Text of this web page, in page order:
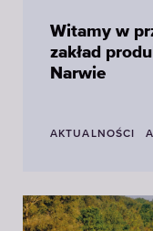
Witamy w
zakład
Narwie
AKTUALNOŚCI